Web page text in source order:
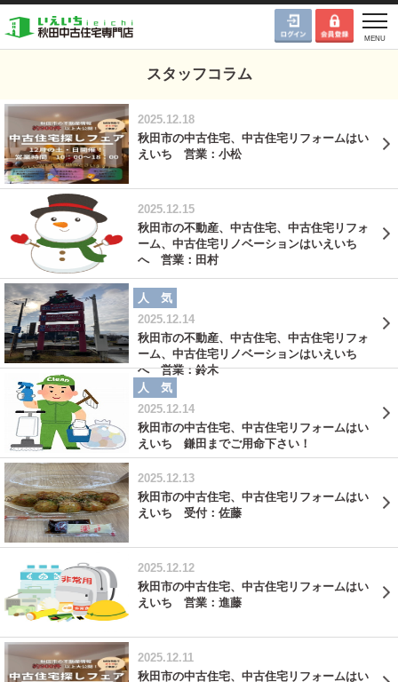
スタッフコラム
2025.12.18
秋田市の中古住宅、中古住宅リフォームはい
えいち 営業：小松
2025.12.15
秋田市の不動産、中古住宅、中古住宅リフォ
ーム、中古住宅リノベーションはいえいち
へ 営業：田村
人 気
2025.12.14
秋田市の不動産、中古住宅、中古住宅リフォ
ーム、中古住宅リノベーションはいえいち
へ 営業：鈴木
人 気
2025.12.14
秋田市の中古住宅、中古住宅リフォームはい
えいち 鎌田までご用命下さい！
2025.12.13
秋田市の中古住宅、中古住宅リフォームはい
えいち 受付：佐藤
2025.12.12
秋田市の中古住宅、中古住宅リフォームはい
えいち 営業：進藤
2025.12.11
秋田市の中古住宅、中古住宅リフォームはい